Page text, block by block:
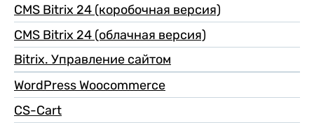
CMS Bitrix 24 (коробочная версия)
CMS Bitrix 24 (облачная версия)
Bitrix. Управление сайтом
WordPress Woocommerce
CS-Cart